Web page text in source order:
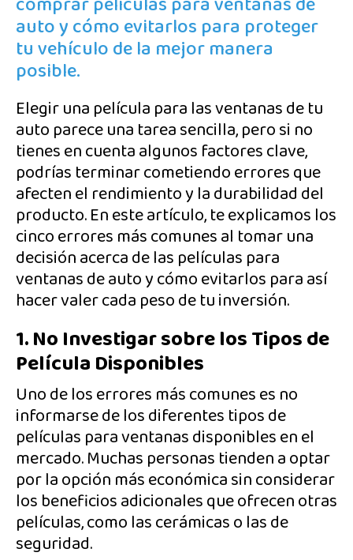
auto y cómo evitarlos para proteger
tu vehículo de la mejor manera
posible.
Elegir una película para las ventanas de tu
auto parece una tarea sencilla, pero si no
tienes en cuenta algunos factores clave,
podrías terminar cometiendo errores que
afecten el rendimiento y la durabilidad del
producto. En este artículo, te explicamos los
cinco errores más comunes al tomar una
decisión acerca de las películas para
ventanas de auto y cómo evitarlos para así
hacer valer cada peso de tu inversión.
1. No Investigar sobre los Tipos de
Película Disponibles
Uno de los errores más comunes es no
informarse de los diferentes tipos de
películas para ventanas disponibles en el
mercado. Muchas personas tienden a optar
por la opción más económica sin considerar
los beneficios adicionales que ofrecen otras
películas, como las cerámicas o las de
seguridad.